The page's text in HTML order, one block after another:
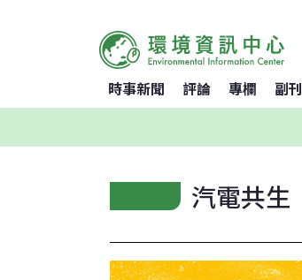
時事新聞 評論 專欄 副刊
汽電共生